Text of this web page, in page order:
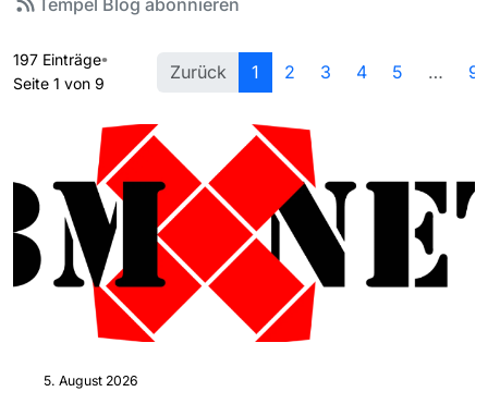
197 Einträge
Seite 1 von 9
Zurück 1 2 3 4 5 … 9
5. August 2026